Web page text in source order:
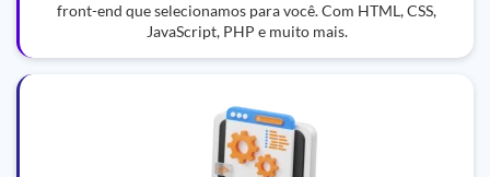
front-end que selecionamos para você. Com HTML, CSS,
JavaScript, PHP e muito mais.